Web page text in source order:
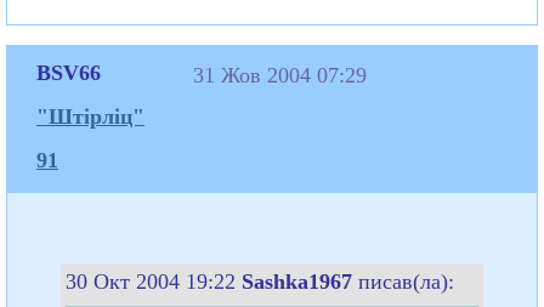
BSV66
"Штірліц"
91
31 Жов 2004 07:29
30 Окт 2004 19:22 Sashka1967 писав(ла):